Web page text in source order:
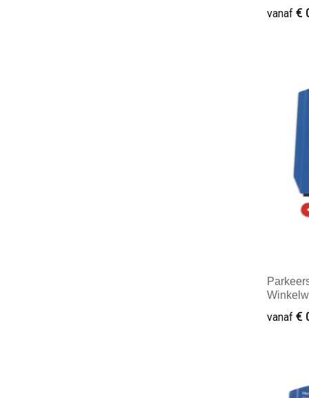
vanaf €
vanaf €